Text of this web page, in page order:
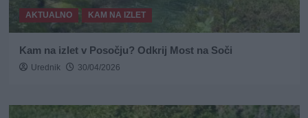
AKTUALNO KAM NA IZLET
Kam na izlet v Posočju? Odkrij Most na Soči
Urednik 30/04/2026